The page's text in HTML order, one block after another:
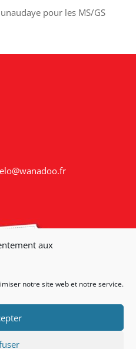
aux
notre site web et notre service.
pour les MS/GS